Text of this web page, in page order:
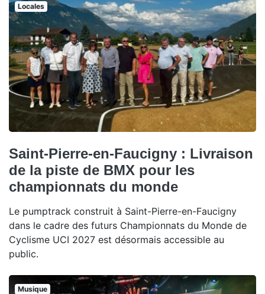
Locales
Saint-Pierre-en-Faucigny : Livraison
de la piste de BMX pour les
championnats du monde
Le pumptrack construit à Saint-Pierre-en-Faucigny
dans le cadre des futurs Championnats du Monde de
Cyclisme UCI 2027 est désormais accessible au
public.
Musique